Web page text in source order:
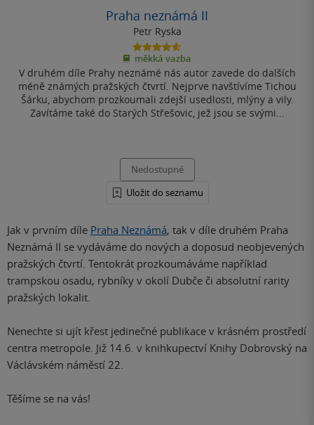
Praha neznámá II
Petr Ryska
4.6
z
5
hvězdiček
měkká vazba
V druhém díle Prahy neznámé nás autor zavede do dalších
méně známých pražských čtvrtí. Nejprve navštívíme Tichou
Šárku, abychom prozkoumali zdejší usedlosti, mlýny a vily.
Zavítáme také do Starých Střešovic, jež jsou se svými...
Nedostupné
Uložit do seznamu
Jak v prvním díle Praha Neznámá, tak v díle druhém Praha
Neznámá II se vydáváme do nových a doposud neobjevených
pražských čtvrtí. Tentokrát prozkoumáváme například
trampskou osadu, rybníky v okolí Dubče či absolutní rarity
pražských lokalit.
Nenechte si ujít křest jedinečné publikace v krásném prostředí
centra metropole. Již 14.6. v knihkupectví Knihy Dobrovský na
Václávském náměstí 22.
Těšíme se na vás!